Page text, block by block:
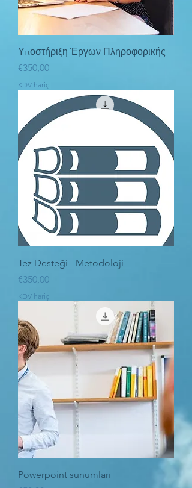
Υποστήριξη Έργων Πληροφορικής
Fiyat
€350,00
KDV hariç
Tez Desteği - Metodoloji
Fiyat
€350,00
KDV hariç
Powerpoint sunumları